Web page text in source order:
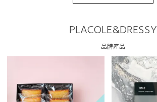
PLACOLE&DRESSY
品牌產品